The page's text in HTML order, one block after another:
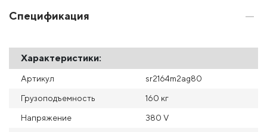
Спецификация
Характеристики:
Артикул sr2164m2ag80
Грузоподъемность 160 кг
Напряжение 380 V